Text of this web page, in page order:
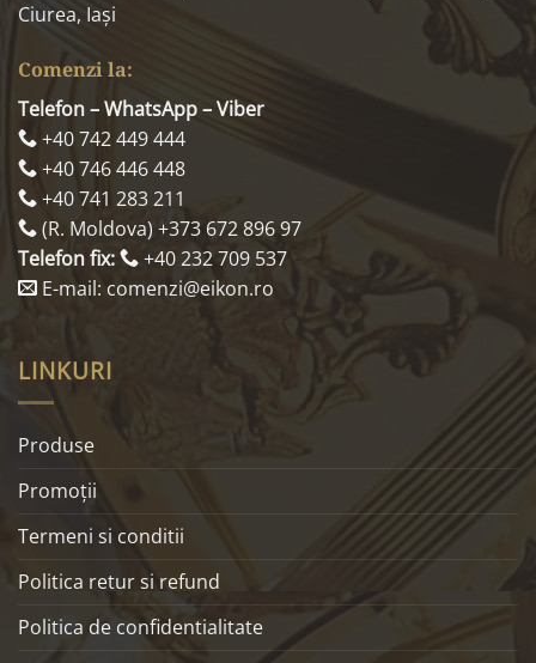
Ciurea, Iaşi
Comenzi la:
Telefon – WhatsApp – Viber
+40 742 449 444
+40 746 446 448
+40 741 283 211
(R. Moldova) +373 672 896 97
Telefon fix:
+40 232 709 537
E-mail: comenzi@eikon.ro
LINKURI
Produse
Promoţii
Termeni si conditii
Politica retur si refund
Politica de confidentialitate